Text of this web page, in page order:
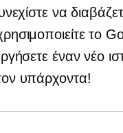
να
το
έναν νέο
υπάρχοντα!